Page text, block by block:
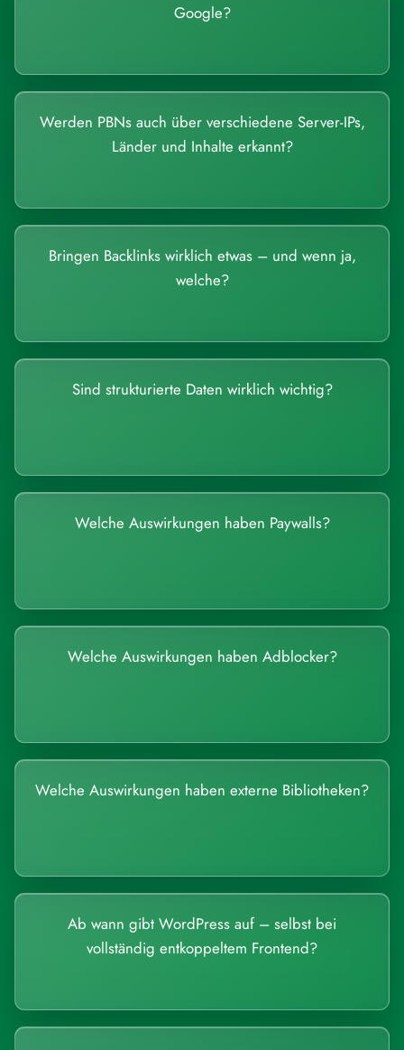
Google?
Werden PBNs auch über verschiedene Server-IPs,
Länder und Inhalte erkannt?
Bringen Backlinks wirklich etwas – und wenn ja,
welche?
Sind strukturierte Daten wirklich wichtig?
Welche Auswirkungen haben Paywalls?
Welche Auswirkungen haben Adblocker?
Welche Auswirkungen haben externe Bibliotheken?
Ab wann gibt WordPress auf – selbst bei
vollständig entkoppeltem Frontend?